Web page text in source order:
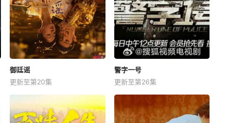
御廷谣
更新至第20集
警字一号
更新至第26集